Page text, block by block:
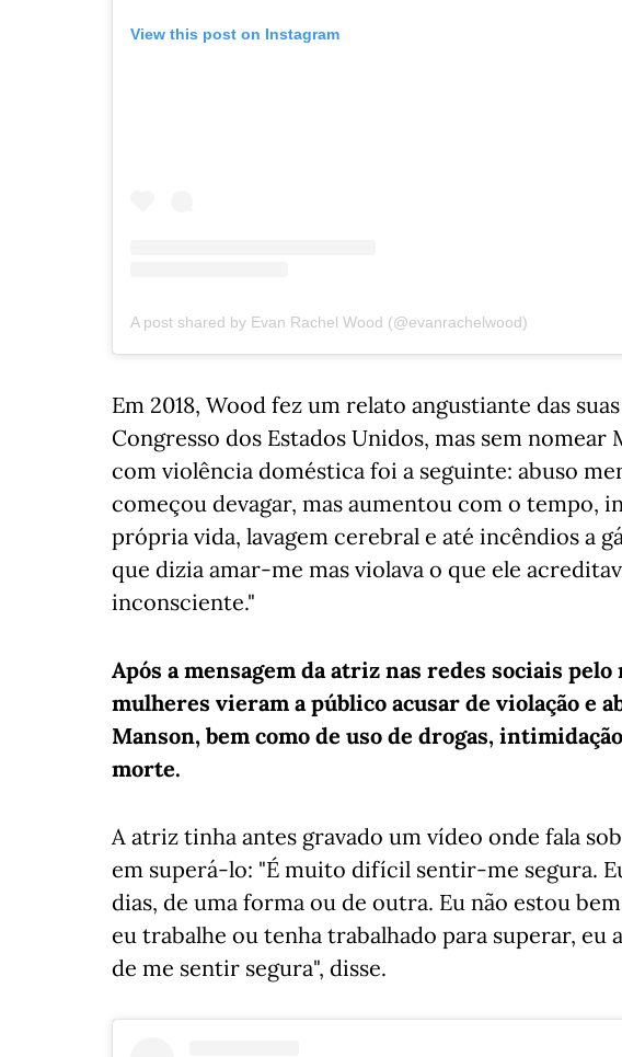
View this post on Instagram
A post shared by Evan Rachel Wood (@evanrachelwood)
Em 2018, Wood fez um relato angustiante das
Congresso dos Estados Unidos, mas sem nomear
com violência doméstica foi a seguinte: abuso
começou devagar, mas aumentou com o tempo,
própria vida, lavagem cerebral e até incêndios a
que dizia amar-me mas violava o que ele
inconsciente."
Após a mensagem da atriz nas redes sociais
mulheres vieram a público acusar de violação e
Manson, bem como de uso de drogas,
morte.
A atriz tinha antes gravado um vídeo onde fala
em superá-lo: "É muito difícil sentir-me segura.
dias, de uma forma ou de outra. Eu não estou
eu trabalhe ou tenha trabalhado para superar, eu
de me sentir segura", disse.